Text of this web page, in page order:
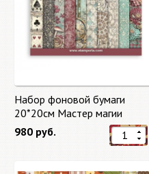
Набор фоновой бумаги
20*20см Мастер магии
"Master of Magic" 10 листов +
бонус от Stamperia
980 руб.